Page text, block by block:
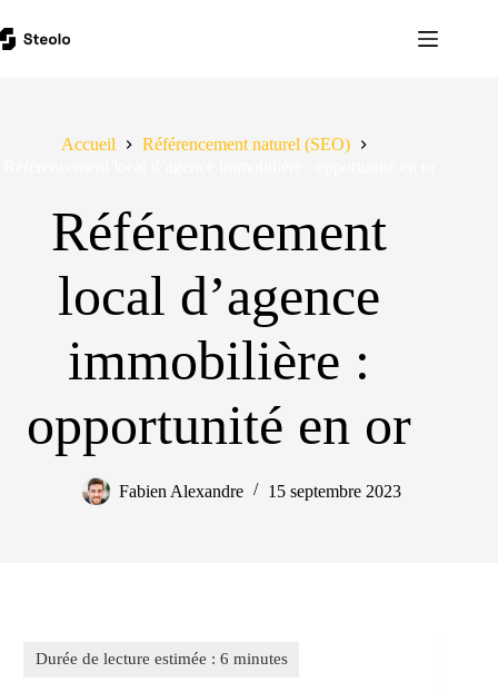
Accueil
Référencement naturel (SEO)
Référencement
local d’agence
immobilière :
opportunité en or
Fabien Alexandre 15 septembre 2023